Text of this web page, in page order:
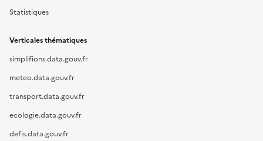
Statistiques
Verticales thématiques
simplifions.data.gouv.fr
meteo.data.gouv.fr
transport.data.gouv.fr
ecologie.data.gouv.fr
defis.data.gouv.fr